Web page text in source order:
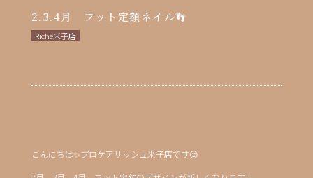
2.3.4月 フット定額ネイル👣
Riche米子店
こんにちは✨プロケアリッシュ米子店です😉